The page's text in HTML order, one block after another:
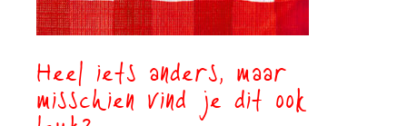
Heel iets anders, maar
misschien vind je dit ook